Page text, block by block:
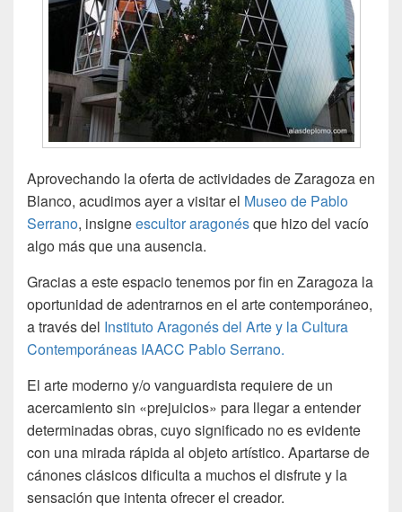
Aprovechando la oferta de actividades de Zaragoza en
Blanco, acudimos ayer a visitar el Museo de Pablo
Serrano, insigneescultor aragonésque hizo del vacío
algo más que una ausencia.
Gracias a este espacio tenemos por fin en Zaragoza la
oportunidad de adentrarnos en el arte contemporáneo,
a través del Instituto Aragonés del Arte y la Cultura
Contemporáneas IAACC Pablo Serrano.
El arte moderno y/o vanguardista requiere de un
acercamiento sin «prejuicios» para llegar a entender
determinadas obras, cuyo significado no es evidente
con una mirada rápida al objeto artístico. Apartarse de
cánones clásicos dificulta a muchos el disfrute y la
sensación que intenta ofrecer el creador.